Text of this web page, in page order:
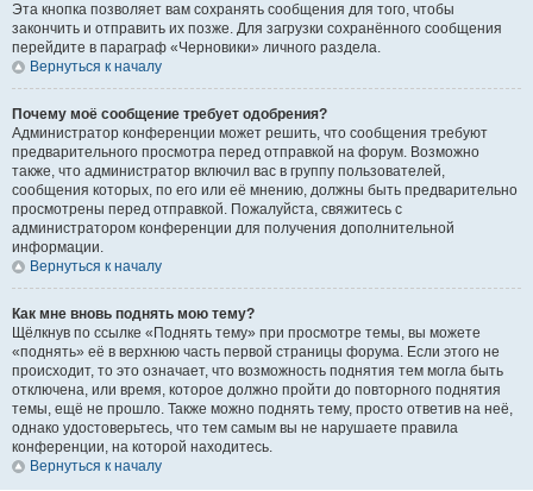
Эта кнопка позволяет вам сохранять сообщения для того, чтобы
закончить и отправить их позже. Для загрузки сохранённого сообщения
перейдите в параграф «Черновики» личного раздела.
Вернуться к началу
Почему моё сообщение требует одобрения?
Администратор конференции может решить, что сообщения требуют
предварительного просмотра перед отправкой на форум. Возможно
также, что администратор включил вас в группу пользователей,
сообщения которых, по его или её мнению, должны быть предварительно
просмотрены перед отправкой. Пожалуйста, свяжитесь с
администратором конференции для получения дополнительной
информации.
Вернуться к началу
Как мне вновь поднять мою тему?
Щёлкнув по ссылке «Поднять тему» при просмотре темы, вы можете
«поднять» её в верхнюю часть первой страницы форума. Если этого не
происходит, то это означает, что возможность поднятия тем могла быть
отключена, или время, которое должно пройти до повторного поднятия
темы, ещё не прошло. Также можно поднять тему, просто ответив на неё,
однако удостоверьтесь, что тем самым вы не нарушаете правила
конференции, на которой находитесь.
Вернуться к началу